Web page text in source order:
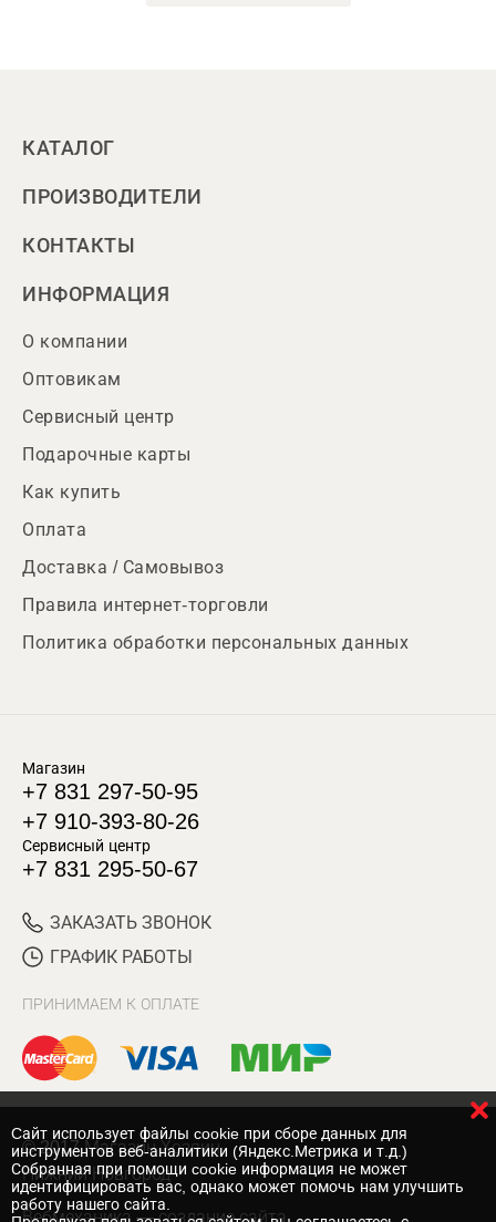
КАТАЛОГ
ПРОИЗВОДИТЕЛИ
КОНТАКТЫ
ИНФОРМАЦИЯ
О компании
Оптовикам
Сервисный центр
Подарочные карты
Как купить
Оплата
Доставка / Самовывоз
Правила интернет-торговли
Политика обработки персональных данных
Магазин
+7 831 297-50-95
+7 910-393-80-26
Сервисный центр
+7 831 295-50-67
ЗАКАЗАТЬ ЗВОНОК
ГРАФИК РАБОТЫ
ПРИНИМАЕМ К ОПЛАТЕ
© 2017 Магазин Хозяин
Нижний Новгород
Вебмеханика — создание сайта
Cайт использует файлы cookie при сборе данных для
инструментов веб-аналитики (Яндекс.Метрика и т.д.)
Собранная при помощи cookie информация не может
идентифицировать вас, однако может помочь нам улучшить
работу нашего сайта.